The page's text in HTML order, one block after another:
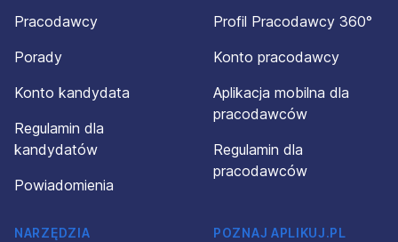
Pracodawcy
Porady
Konto kandydata
Regulamin dla
kandydatów
Powiadomienia
Profil Pracodawcy 360°
Konto pracodawcy
Aplikacja mobilna dla
pracodawców
Regulamin dla
pracodawców
NARZĘDZIA
POZNAJ APLIKUJ.PL